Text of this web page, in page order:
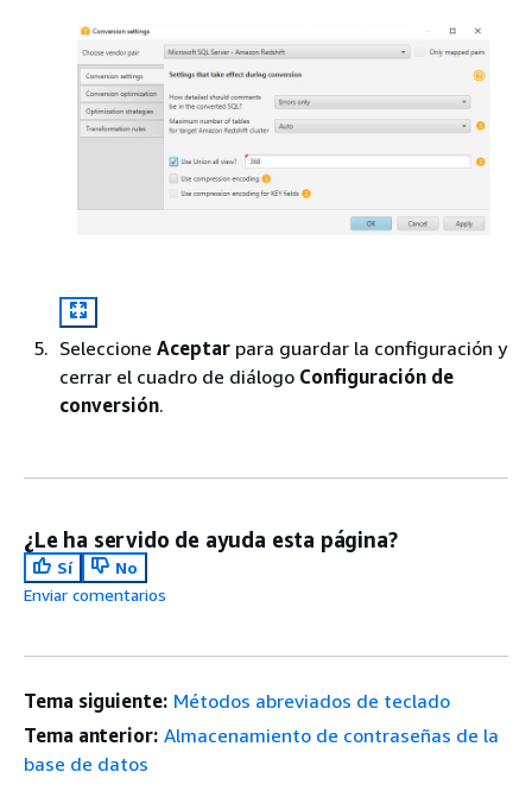
Seleccione Aceptar para guardar la configuración y
cerrar el cuadro de diálogo Configuración de
conversión.
¿Le ha servido de ayuda esta página?
Sí
No
Enviar comentarios
Tema siguiente: Métodos abreviados de teclado
Tema anterior: Almacenamiento de contraseñas de la
base de datos